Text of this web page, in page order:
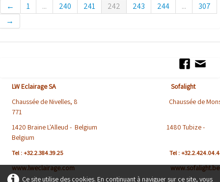
← 1 ... 240 241 242 243 244 ...
307
→
LW Eclairage SA Sofalight
Chaussée de Nivelles, 8 Chaussée de
771
1420 Braine L'Alleud - Belgium 1480 Tubize -
Belgium
Tel : +32.2.384.39.25 Tel :
www.lweclairage.com www.sofalight.be
Ce site utilise des cookies. En continuant à naviguer sur ce site, vous